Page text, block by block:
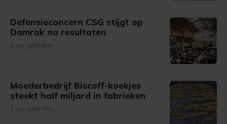
Defensieconcern CSG stijgt op
Damrak na resultaten
1 uur geleden
Moederbedrijf Biscoff-koekjes
steekt half miljard in fabrieken
1 uur geleden